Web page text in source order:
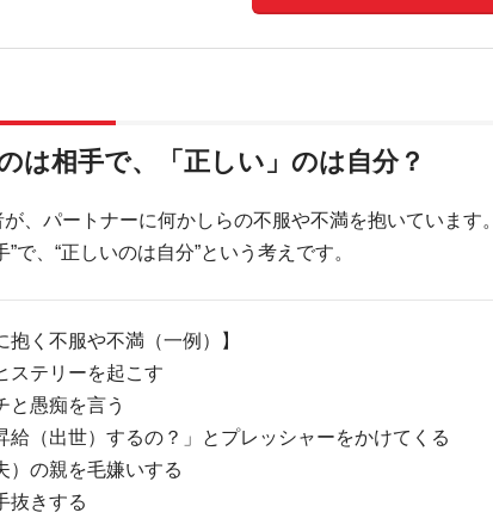
のは相手で、「正しい」のは自分？
、パートナーに何かしらの不服や不満を抱いています。
”で、“正しいのは自分”という考えです。
抱く不服や不満（一例）】
ステリーを起こす
と愚痴を言う
給（出世）するの？」とプレッシャーをかけてくる
）の親を毛嫌いする
抜きする